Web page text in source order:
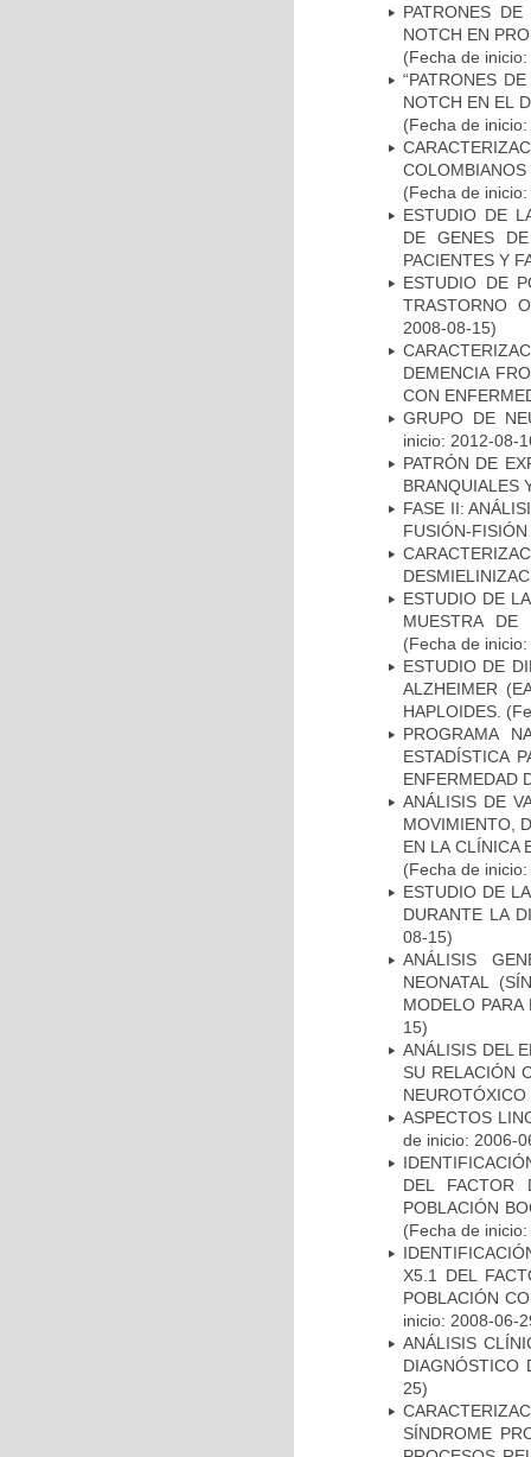
PATRONES
NOTCH EN
(Fecha de
“PATRONES
NOTCH EN EL
(Fecha de
(Fecha de
ESTUDIO DE
DE GENES
PACIENTES Y
ESTUDIO DE
TRASTORNO
2008-08-15)
DEMENCIA
CON
GRUPO DE
inicio: 2012-08-
PATRÓN DE
BRANQUIALES
FASE II:
FUSIÓN-
ESTUDIO DE
MUESTRA DE
(Fecha de
ESTUDIO DE
ALZHEIMER
HAPLOIDES.
PROGRAMA
ESTADÍSTICA
ENFERMEDAD
ANÁLISIS DE
MOVIMIENTO,
EN LA CLÍNICA
(Fecha de
ESTUDIO DE
DURANTE LA
08-15)
ANÁLISIS
NEONATAL
MODELO
15)
ANÁLISIS DEL
SU RELACIÓN
NEUROTÓXICO
ASPECTOS
de inicio: 2006-
DEL FACTOR
POBLACIÓN
(Fecha de
X5.1 DEL
POBLACIÓN
inicio: 2008-06-
ANÁLISIS
DIAGNÓSTICO
25)
SÍNDROME